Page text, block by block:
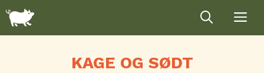
indhold
KAGE OG SØDT